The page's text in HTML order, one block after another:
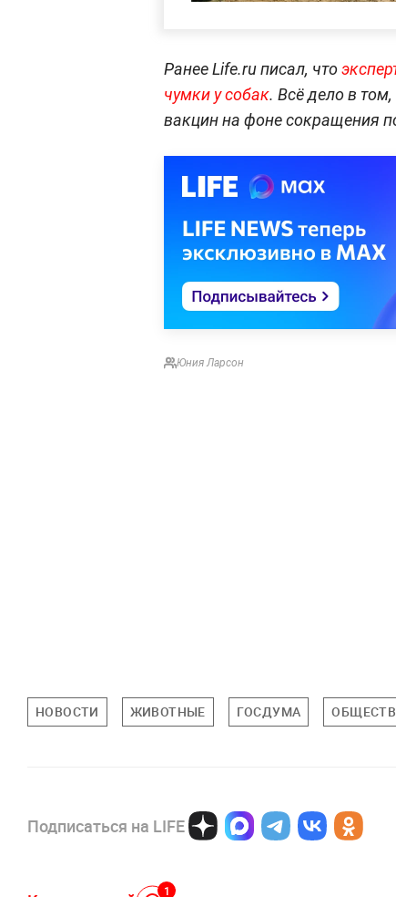
Ранее Life.ru писал, что
чумки у собак. Всё дело в
вакцин на фоне сокращения
Юния Ларсон
НОВОСТИ ЖИВОТНЫЕ ГОСДУМА
Подписаться на LIFE
1